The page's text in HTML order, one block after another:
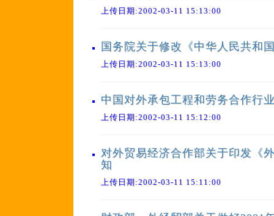
上传日期:2002-03-11 15:13:00
国务院关于修改《中华人民共和
上传日期:2002-03-11 15:13:00
中国对外承包工程和劳务合作行
上传日期:2002-03-11 15:12:00
对外贸易经济合作部关于印发《
知
上传日期:2002-03-11 15:11:00